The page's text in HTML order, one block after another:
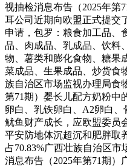
视抽检消息布告（2025年第
耳公司近期向欧盟正式提交
申请，包罗：粮食加工品、
品、肉成品、乳成品、饮料
物、薯类和膨化食物、糖果
菜成品、生果成品、炒货食
族自治区市场监视办理局食
第71期）婴长儿配方奶粉
卵白、乳铁卵白、A2卵白
鱿鱼财产成长，应欧盟委员
平安防地体沉超沉和肥胖取
占70.83%广西壮族自治区
消息布告（2025年第71期）